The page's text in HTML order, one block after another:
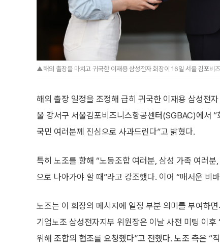
▲해외 출장을 마치고 귀국한 이재용 삼성전자 회장이 16일 서울 김포
해외 출장 일정을 조정해 급히 귀국한 이재용 삼성전
울 강서구 서울김포비즈니스항공센터(SGBAC)에서
국민 여러분께 진심으로 사과드린다”고 밝혔다.
특히 노조를 향해 “노동조합 여러분, 삼성 가족 여러
으로 나아가야 할 때”라고 강조했다. 이어 “매서운 비
노조는 이 회장의 메시지에 일정 부분 의미를 부여하
기업노조 삼성전자지부 위원장은 이날 사전 미팅 이
위해 조합의 협조를 요청했다”고 전했다. 노조 측은 “